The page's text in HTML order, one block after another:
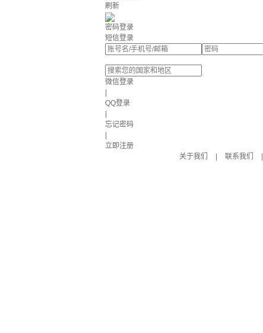
刷新
密码登录
短信登录
微信登录
QQ登录
忘记密码
立即注册
关于我们
联系我们